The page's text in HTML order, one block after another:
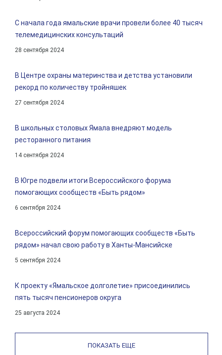
С начала года ямальские врачи провели более 40 тысяч
телемедицинских консультаций
28 сентября 2024
В Центре охраны материнства и детства установили
рекорд по количеству тройняшек
27 сентября 2024
В школьных столовых Ямала внедряют модель
ресторанного питания
14 сентября 2024
В Югре подвели итоги Всероссийского форума
помогающих сообществ «Быть рядом»
6 сентября 2024
Всероссийский форум помогающих сообществ «Быть
рядом» начал свою работу в Ханты-Мансийске
5 сентября 2024
К проекту «Ямальское долголетие» присоединились
пять тысяч пенсионеров округа
25 августа 2024
ПОКАЗАТЬ ЕЩЕ